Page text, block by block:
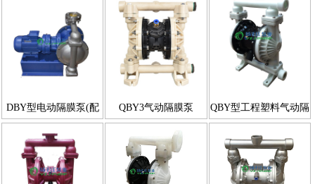
DBY型电动隔膜泵(配
QBY3气动隔膜泵
QBY型工程塑料气动隔